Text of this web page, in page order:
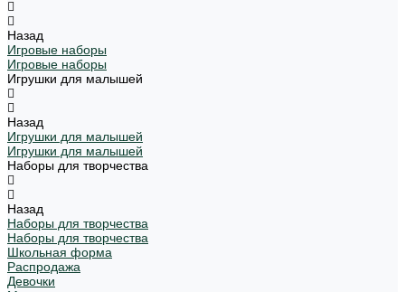
Назад
Игровые наборы
Игровые наборы
Игрушки для малышей
Назад
Игрушки для малышей
Игрушки для малышей
Наборы для творчества
Назад
Наборы для творчества
Наборы для творчества
Школьная форма
Распродажа
Девочки